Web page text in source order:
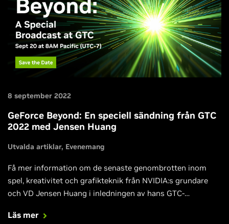
8 september 2022
GeForce Beyond: En speciell sändning från GTC
2022 med Jensen Huang
Utvalda artiklar Evenemang
Få mer information om de senaste genombrotten inom
spel, kreativitet och grafikteknik från NVIDIA:s grundare
och VD Jensen Huang i inledningen av hans GTC-
Läs mer